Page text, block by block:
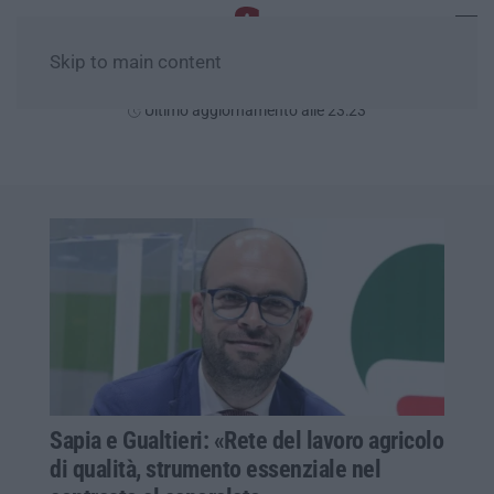
Skip to main content
Ultimo aggiornamento alle 23:23
Sapia e Gualtieri: «Rete del lavoro agricolo
di qualità, strumento essenziale nel